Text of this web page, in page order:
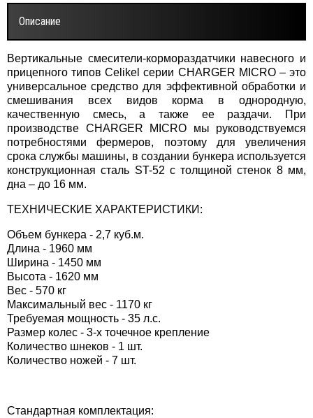
Описание
Вертикальные смесители-кормораздатчики навесного и
прицепного типов Celikel серии CHARGER MICRO – это
универсальное средство для эффективной обработки и
смешивания всех видов корма в однородную,
качественную смесь, а также ее раздачи. При
производстве CHARGER MICRO мы руководствуемся
потребностями фермеров, поэтому для увеличения
срока службы машины, в создании бункера используется
конструкционная сталь ST-52 с толщиной стенок 8 мм,
дна – до 16 мм.
ТЕХНИЧЕСКИЕ ХАРАКТЕРИСТИКИ:
Объем бункера - 2,7 куб.м.
Длина - 1960 мм
Ширина - 1450 мм
Высота - 1620 мм
Вес - 570 кг
Максимальный вес - 1170 кг
Требуемая мощность - 35 л.с.
Размер колес - 3-х точечное крепление
Количество шнеков - 1 шт.
Количество ножей - 7 шт.
Стандартная комплектация: